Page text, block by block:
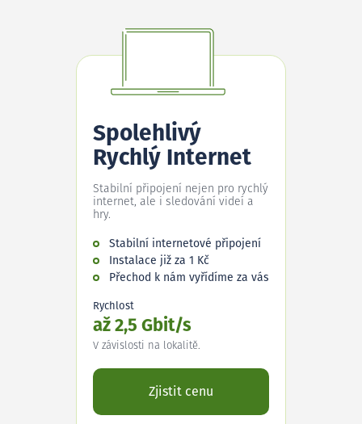
Spolehlivý
Rychlý Internet
Stabilní připojení nejen pro rychlý
internet, ale i sledování videí a
hry.
Stabilní internetové připojení
Instalace již za 1 Kč
Přechod k nám vyřídíme za vás
Rychlost
až 2,5 Gbit/s
V závislosti na lokalitě.
Zjistit cenu